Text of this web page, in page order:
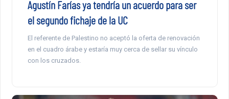
Agustín Farías ya tendría un acuerdo para ser
el segundo fichaje de la UC
El referente de Palestino no aceptó la oferta de renovación
en el cuadro árabe y estaría muy cerca de sellar su vínculo
con los cruzados.